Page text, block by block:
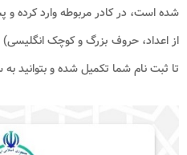
شده است، در کادر مربوطه وارد کرده
از اعداد، حروف بزرگ و کوچک انگلیسی)
تا ثبت نام شما تکمیل شده و بتوانید